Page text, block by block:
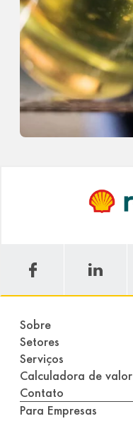
Sobre
Setores
Serviços
Calculadora de valor
Contato
Para Empresas